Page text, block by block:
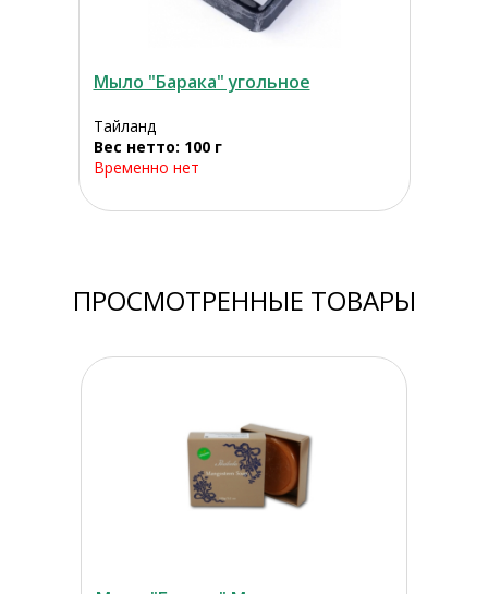
Мыло "Барака" угольное
Тайланд
Вес нетто: 100 г
Временно нет
ПРОСМОТРЕННЫЕ ТОВАРЫ